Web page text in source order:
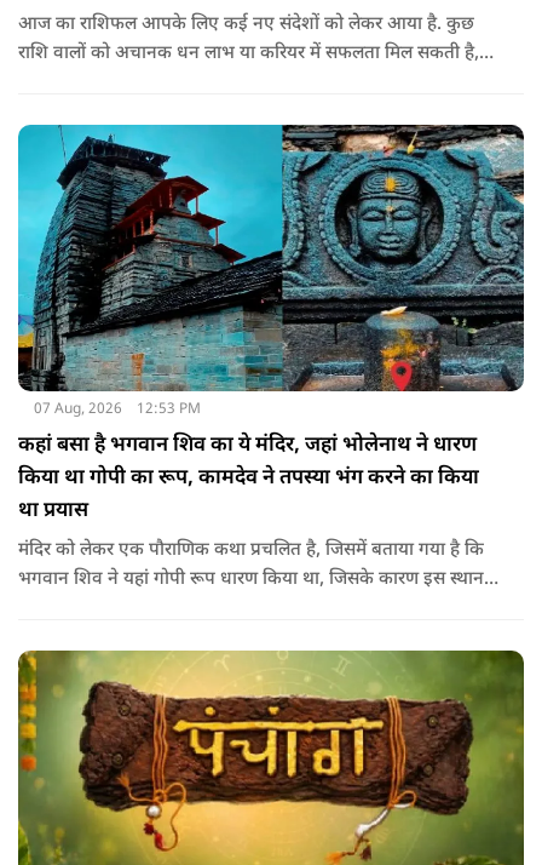
आज का राशिफल आपके लिए कई नए संदेशों को लेकर आया है. कुछ
राशि वालों को अचानक धन लाभ या करियर में सफलता मिल सकती है,
सकता है.
07 Aug, 2026 12:53 PM
कहां बसा है भगवान शिव का ये मंदिर, जहां भोलेनाथ ने धारण
किया था गोपी का रूप, कामदेव ने तपस्या भंग करने का किया
था प्रयास
मंदिर को लेकर एक पौराणिक कथा प्रचलित है, जिसमें बताया गया है कि
भगवान शिव ने यहां गोपी रूप धारण किया था, जिसके कारण इस स्थान